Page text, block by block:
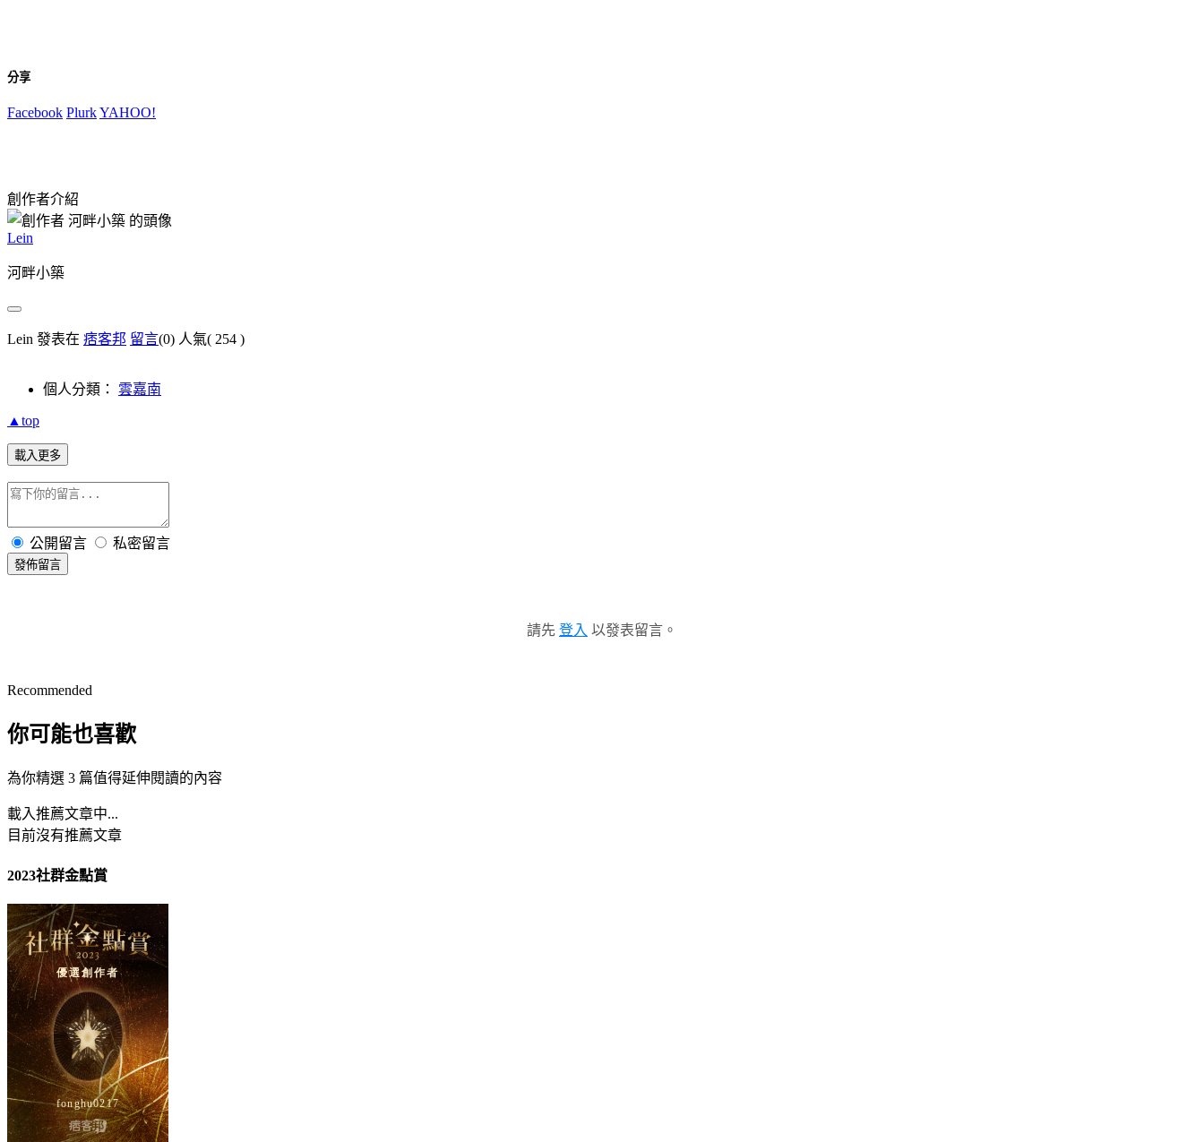
分享
Facebook PlurkYAHOO!
創作者介紹
Lein
河畔小築
Lein 發表在 痞客邦 留言(0) 人氣( 254 )
個人分類： 雲嘉南
▲top
載入更多
公開留言 私密留言
發佈留言
請先 登入 以發表留言。
Recommended
你可能也喜歡
為你精選 3 篇值得延伸閱讀的內容
載入推薦文章中...
目前沒有推薦文章
2023社群金點賞